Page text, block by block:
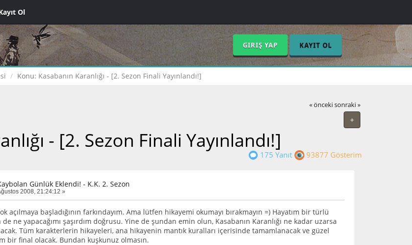
Ol
GIRIŞ YAP KAYIT OL
Konu: Kasabanın Karanlığı - [2. Sezon Finali Yayınlandı!]
« önceki sonraki »
+
- [2. Sezon Finali Yayınlandı!]
175 Yanıt 93877 Gösterim
Günlük Eklendi! - K.K. 2. Sezon
2008, 21:24:12 »
açılmaya başladığının farkındayım. Ama lütfen hikayemi okumayı bırakmayın =) Hayatım bir türlü
ne yapacağımı şaşırdım doğrusu. Yine de şundan emin olun, Kasabanın Karanlığı ne kadar uzarsa
Tüm karakterlerin hikayeleri, ana hikayenin mantık kuralları içerisinde tamamlanacak ve güzel
bir final olacak. Bundan kuşkunuz olmasın.